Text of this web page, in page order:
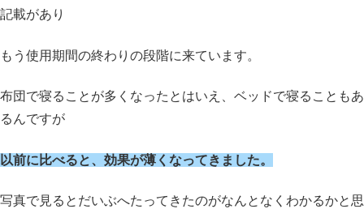
記載があり
もう使用期間の終わりの段階に来ています。
布団で寝ることが多くなったとはいえ、ベッドで寝ることもあ
るんですが
以前に比べると、効果が薄くなってきました。
写真で見るとだいぶへたってきたのがなんとなくわかるかと思